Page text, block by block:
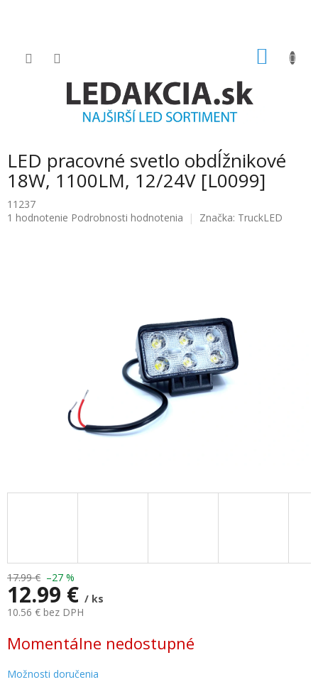
LED pracovné svetlo obdĺžnikové
18W, 1100LM, 12/24V [L0099]
11237
Priemerné
1 hodnotenie Podrobnosti hodnotenia Značka: TruckLED
17.99 € –27 %
12.99 € / ks
10.56 € bez DPH
cena:
Momentálne nedostupné
Možnosti doručenia